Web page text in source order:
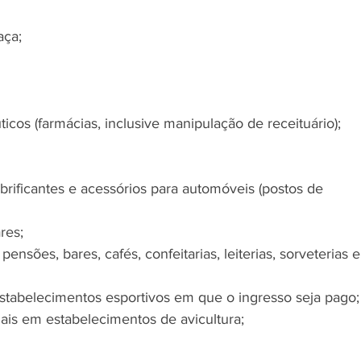
(farmácias, inclusive manipulação de receituário);
e acessórios para automóveis (postos de
bares, cafés, confeitarias, leiterias, sorveterias e
esportivos em que o ingresso seja pago;
em estabelecimentos de avicultura;